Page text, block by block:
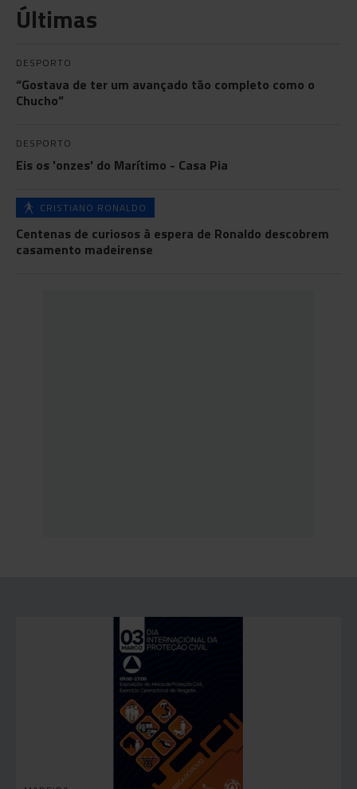
Últimas
DESPORTO
“Gostava de ter um avançado tão completo como o
Chucho”
DESPORTO
Eis os 'onzes' do Marítimo - Casa Pia
CRISTIANO RONALDO
Centenas de curiosos à espera de Ronaldo descobrem
casamento madeirense